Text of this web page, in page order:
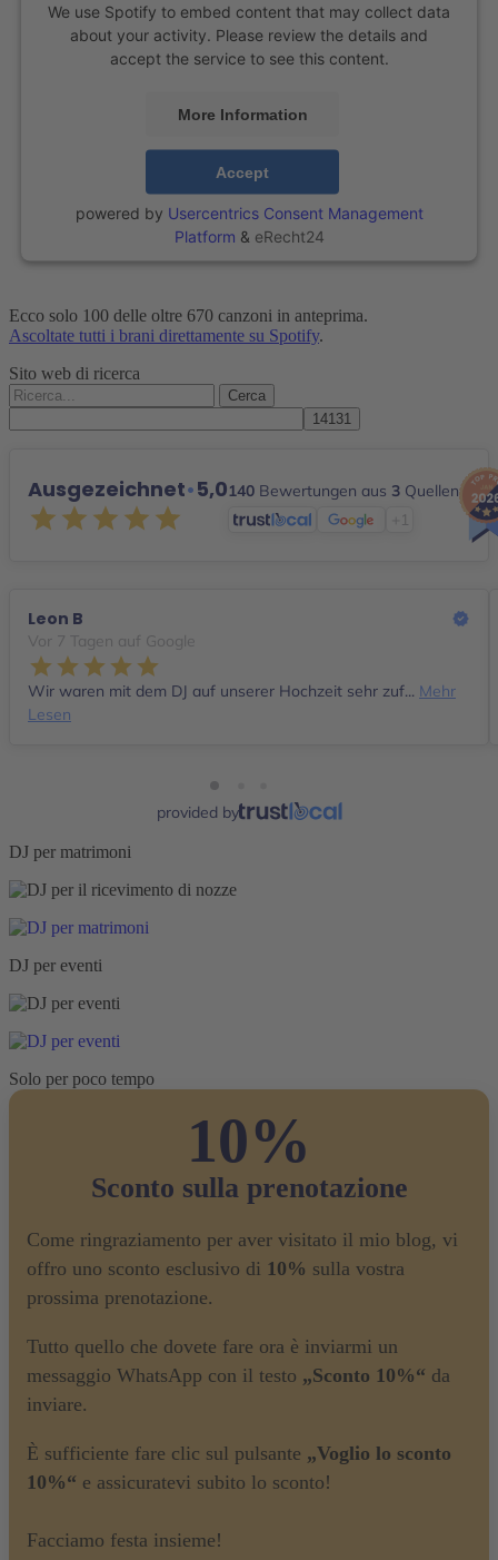
We use Spotify to embed content that may collect data
about your activity. Please review the details and
accept the service to see this content.
More Information
Accept
powered by Usercentrics Consent Management
Platform & eRecht24
Ecco solo 100 delle oltre 670 canzoni in anteprima.
Ascoltate tutti i brani direttamente su Spotify.
Sito web di ricerca
Cerca:
Ausgezeichnet•5,0140 Bewertungen aus 3 Quellen
+1
Leon B
Vor 7 Tagen auf Google
Wir waren mit dem DJ auf unserer Hochzeit sehr zuf... Mehr
Lesen
provided by
DJ per matrimoni
DJ per eventi
Solo per poco tempo
10%
Sconto sulla prenotazione
Come ringraziamento per aver visitato il mio blog, vi
offro uno sconto esclusivo di 10% sulla vostra
prossima prenotazione.
Tutto quello che dovete fare ora è inviarmi un
messaggio WhatsApp con il testo „Sconto 10%“ da
inviare.
È sufficiente fare clic sul pulsante „Voglio lo sconto
10%“ e assicuratevi subito lo sconto!
Facciamo festa insieme!